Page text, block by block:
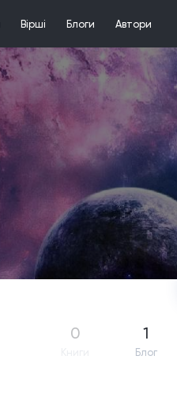
Вірші Блоги Автори
0 1
Блог